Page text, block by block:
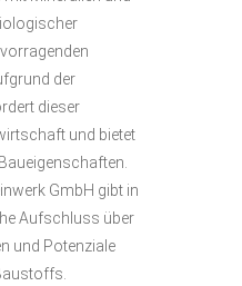
der
dieser
und bietet
GmbH gibt in
Aufschluss über
und Potenziale